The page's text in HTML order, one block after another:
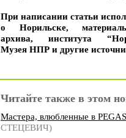
При написании статьи
о Норильске,
архива, института
Музея НПР и другие
Читайте также в этом
Мастера, влюбленные в PEGAS
СТЕЦЕВИЧ)